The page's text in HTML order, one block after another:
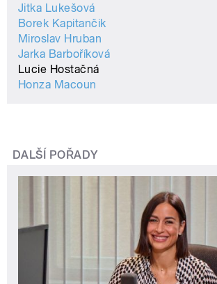
Jitka Lukešová
Borek Kapitančik
Miroslav Hruban
Jarka Barboříková
Lucie Hostačná
Honza Macoun
DALŠÍ POŘADY